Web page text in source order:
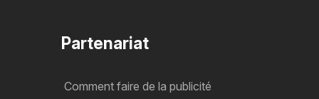
Partenariat
Comment faire de la publicité